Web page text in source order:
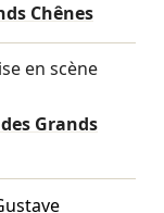
Chênes
en scène
Grands